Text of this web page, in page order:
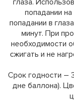
попадании
попадании в
минут. При
необходимости
сжигать и не
Срок годности –
дне баллона).